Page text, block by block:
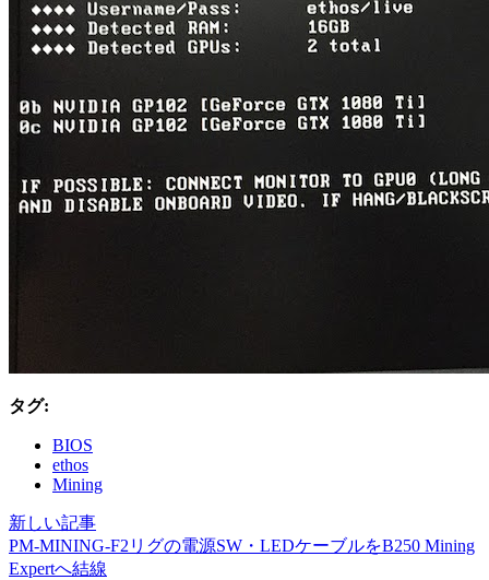
タグ:
BIOS
ethos
Mining
新しい記事
PM-MINING-F2リグの電源SW・LEDケーブルをB250 Mining
Expertへ結線